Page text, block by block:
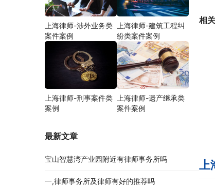
相
上
上海律师-涉外业务类
案件案例
上海律师-建筑工程纠
纷类案件案例
上海律师-刑事案件类
案例
上海律师-遗产继承类
案件案例
最新文章
宝山智慧湾产业园附近有律师事务所吗
一,律师事务所及律师有好的推荐吗